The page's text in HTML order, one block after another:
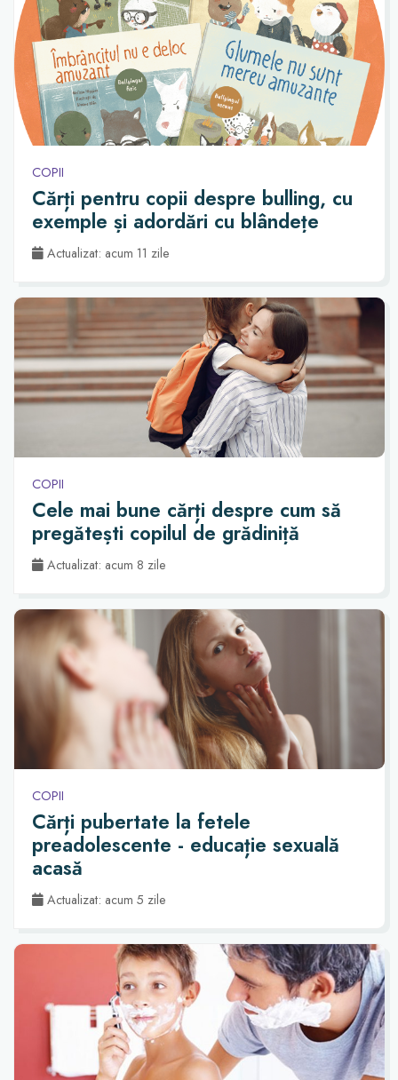
COPII
Cărți pentru copii despre bulling, cu
exemple și adordări cu blândețe
Actualizat: acum 11 zile
COPII
Cele mai bune cărți despre cum să
pregătești copilul de grădiniță
Actualizat: acum 8 zile
COPII
Cărți pubertate la fetele
preadolescente - educație sexuală
acasă
Actualizat: acum 5 zile